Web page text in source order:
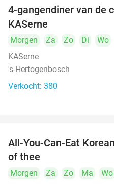
4-gangendiner van de
KASerne
Morgen Za Zo Di
Wo
KASerne
's-Hertogenbosch
Verkocht: 380
All-You-Can-Eat
of thee
Morgen Za Zo Ma
Wo